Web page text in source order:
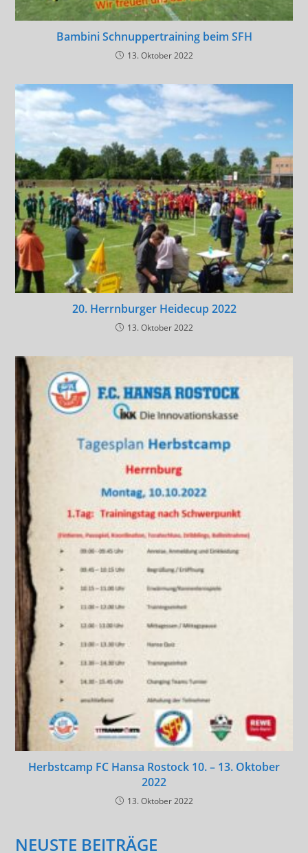
Bambini Schnuppertraining beim SFH
13. Oktober 2022
20. Herrnburger Heidecup 2022
13. Oktober 2022
Herbstcamp FC Hansa Rostock 10. – 13. Oktober
2022
13. Oktober 2022
NEUSTE BEITRÄGE